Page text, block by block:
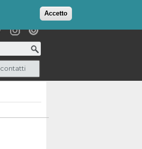
Accetto
(0)
contatti